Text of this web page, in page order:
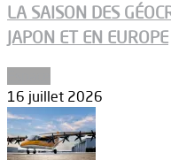
LA SAISON DES
JAPON ET EN EUROPE
16 juillet 2026